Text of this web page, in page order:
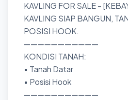
KAVLING FOR SALE -
KAVLING SIAP BANGUN,
POSISI HOOK.
———————————
KONDISI TANAH:
• Tanah Datar
• Posisi Hook
———————————